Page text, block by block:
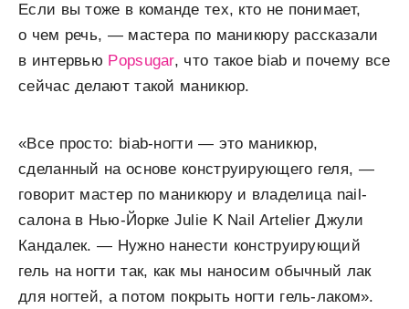
Если вы тоже в команде тех, кто не понимает,
о чем речь, — мастера по маникюру рассказали
в интервью Popsugar, что такое biab и почему все
сейчас делают такой маникюр.
«Все просто: biab-ногти — это маникюр,
сделанный на основе конструирующего геля, —
говорит мастер по маникюру и владелица nail-
салона в Нью-Йорке Julie K Nail Artelier Джули
Кандалек. — Нужно нанести конструирующий
гель на ногти так, как мы наносим обычный лак
для ногтей, а потом покрыть ногти гель-лаком».